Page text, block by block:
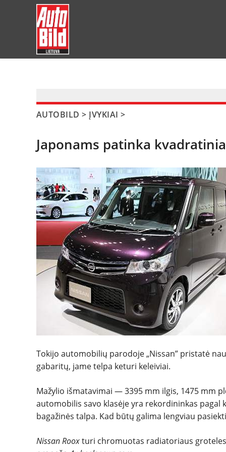
AUTOBILD > ĮVYKIAI >
Japonams patinka
Tokijo automobilių parodoje „Nissan” pristatė
gabaritų, jame telpa keturi keleiviai.
Mažylio išmatavimai — 3395 mm ilgis, 1475 mm
automobilis savo klasėje yra rekordininkas pagal
bagažinės talpa. Kad būtų galima lengviau
Nissan Rooxturi chromuotas radiatoriaus